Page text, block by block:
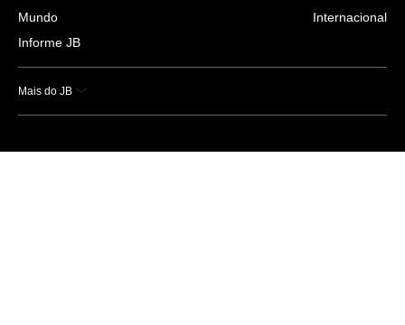
Mundo
Informe JB
Internacional
Mais do JB
Esportes